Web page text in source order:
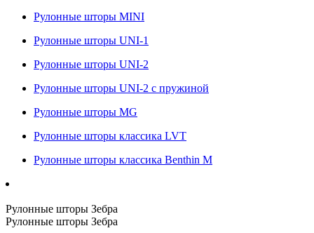
Рулонные шторы MINI
Рулонные шторы UNI-1
Рулонные шторы UNI-2
Рулонные шторы UNI-2 с пружиной
Рулонные шторы MG
Рулонные шторы классика LVT
Рулонные шторы классика Benthin M
Рулонные шторы Зебра
Рулонные шторы Зебра